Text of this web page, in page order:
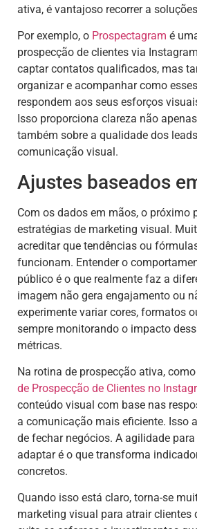
ativa, é vantajoso recorrer a
Por exemplo, o Prospectagram é
prospecção de clientes via
captar contatos qualificados, mas
organizar e acompanhar como
respondem aos seus esforços
Isso proporciona clareza não
também sobre a qualidade dos
comunicação visual.
Ajustes baseados
Com os dados em mãos, o próximo
estratégias de marketing visual.
acreditar que tendências ou
funcionam. Entender o
público é o que realmente faz a
imagem não gera engajamento ou
experimente variar cores, formatos
sempre monitorando o impacto
métricas.
Na rotina de prospecção ativa,
de Prospecção de Clientes no
conteúdo visual com base nas
a comunicação mais eficiente. Isso
de fechar negócios. A agilidade para
adaptar é o que transforma
concretos.
Quando isso está claro, torna-se
marketing visual para atrair clientes